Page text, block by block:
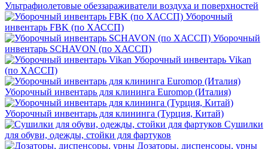
Ультрафиолетовые обеззараживатели воздуха и поверхностей
Уборочный
инвентарь FBK (по ХАССП)
Уборочный
инвентарь SCHAVON (по ХАССП)
Уборочный инвентарь Vikan
(по ХАССП)
Уборочный инвентарь для клининга Euromop (Италия)
Уборочный инвентарь для клининга (Турция, Китай)
Сушилки
для обуви, одежды, стойки для фартуков
Дозаторы, диспенсоры, урны